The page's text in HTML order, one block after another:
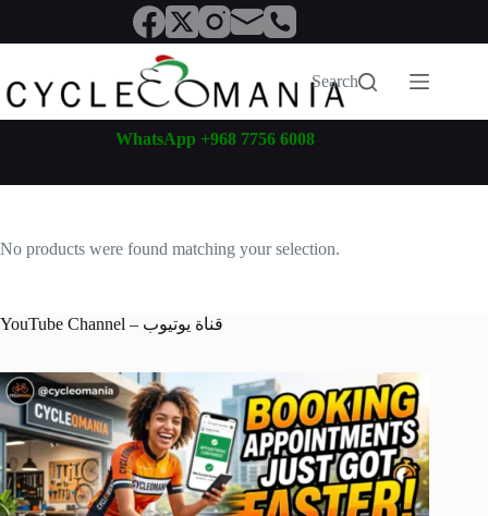
content
Search
WhatsApp +968 7756 6008
No products were found matching your selection.
YouTube Channel – قناة يوتيوب